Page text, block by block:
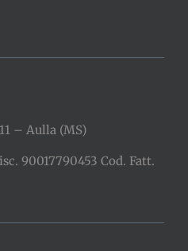
– Aulla (MS)
90017790453 Cod. Fatt.